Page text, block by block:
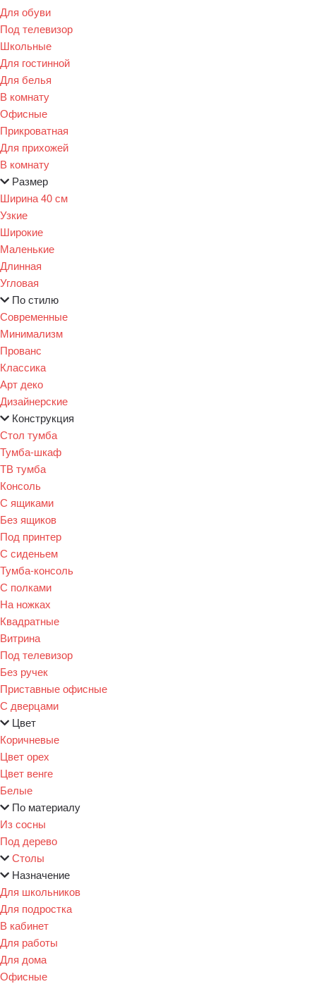
Для обуви
Под телевизор
Школьные
Для гостинной
Для белья
В комнату
Офисные
Прикроватная
Для прихожей
В комнату
Размер
Ширина 40 см
Узкие
Широкие
Маленькие
Длинная
Угловая
По стилю
Современные
Минимализм
Прованс
Классика
Арт деко
Дизайнерские
Конструкция
Стол тумба
Тумба-шкаф
ТВ тумба
Консоль
С ящиками
Без ящиков
Под принтер
С сиденьем
Тумба-консоль
С полками
На ножках
Квадратные
Витрина
Под телевизор
Без ручек
Приставные офисные
С дверцами
Цвет
Коричневые
Цвет орех
Цвет венге
Белые
По материалу
Из сосны
Под дерево
Столы
Назначение
Для школьников
Для подростка
В кабинет
Для работы
Для дома
Офисные